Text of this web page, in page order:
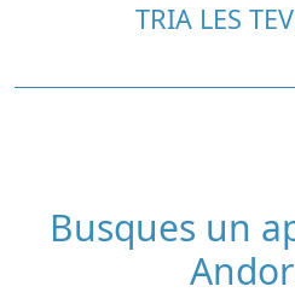
TRIA LES
Busques un